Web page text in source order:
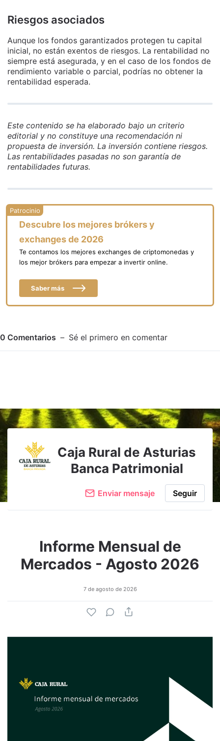
Riesgos asociados
Aunque los fondos garantizados protegen tu capital
inicial, no están exentos de riesgos. La rentabilidad no
siempre está asegurada, y en el caso de los fondos de
rendimiento variable o parcial, podrías no obtener la
rentabilidad esperada.
Este contenido se ha elaborado bajo un criterio
editorial y no constituye una recomendación ni
propuesta de inversión. La inversión contiene riesgos.
Las rentabilidades pasadas no son garantía de
rentabilidades futuras.
Descubre los mejores brókers y
exchanges de 2026
Te contamos los mejores exchanges de criptomonedas y
los mejor brókers para empezar a invertir online.
Saber más
0 Comentarios Sé el primero en comentar
Adjuntar imagen Comentar
Caja Rural de Asturias
Banca Patrimonial
Enviar mensaje Seguir
Informe Mensual de
Mercados - Agosto 2026
7 de agosto de 2026